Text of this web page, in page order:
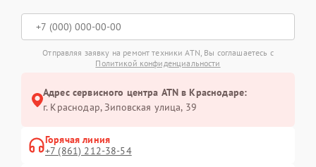
Отправляя заявку на ремонт техники ATN, Вы соглашаетесь с
Политикой конфиденциальности
Адрес сервисного центра ATN в Краснодаре:
г. Краснодар, Зиповская улица, 39
Горячая линия
+7 (861) 212-38-54